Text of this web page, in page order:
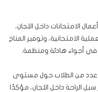
الامتحانات داخل اللجان،
الامتحانية، وتوفير المناخ
في أجواء هادئة ومنظمة.
عدد من الطلاب حول مستوى
الراحة داخل اللجان، مؤكدًا